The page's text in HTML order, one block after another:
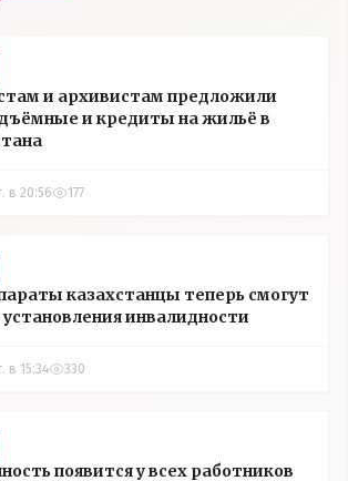
и архивистам предложили
и кредиты на жильё в
в 20:56 177
казахстанцы теперь смогут
установления инвалидности
в 15:34 330
появится у всех работников